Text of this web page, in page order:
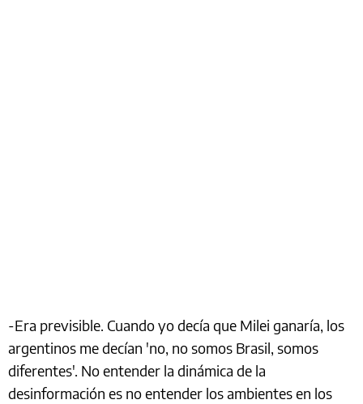
-Era previsible. Cuando yo decía que Milei ganaría, los
argentinos me decían 'no, no somos Brasil, somos
diferentes'. No entender la dinámica de la
desinformación es no entender los ambientes en los